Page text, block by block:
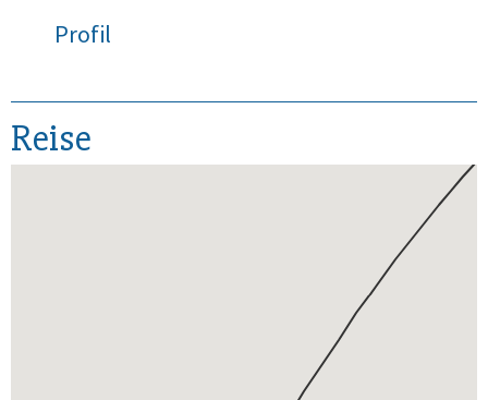
Profil
Reise